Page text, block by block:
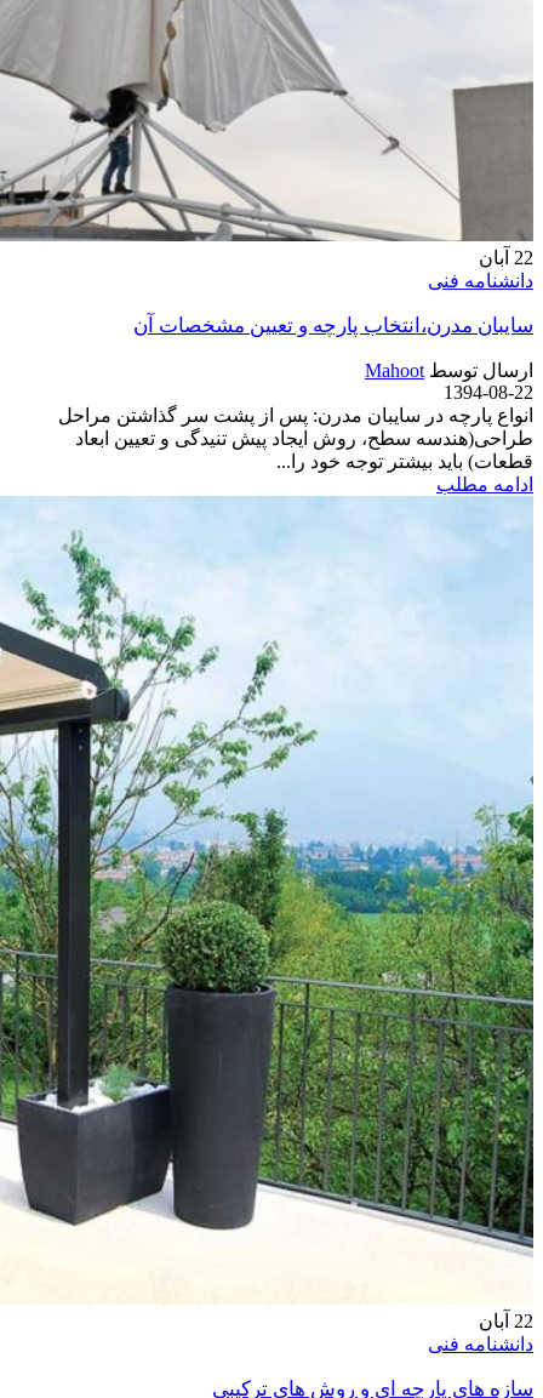
22 آبان
دانشنامه فنی
سایبان مدرن،انتخاب پارچه و تعیین مشخصات آن
ارسال توسط Mahoot
1394-08-22
انواع پارچه در سایبان مدرن: پس از پشت سر گذاشتن مراحل
طراحی(هندسه سطح، روش ایجاد پیش تنیدگی و تعیین ابعاد
قطعات) باید بیشتر توجه خود را...
ادامه مطلب
22 آبان
دانشنامه فنی
سازه های پارچه ای و روش های ترکیبی